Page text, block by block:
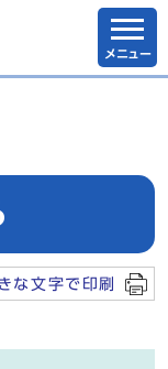
メニュー
な文字で印刷